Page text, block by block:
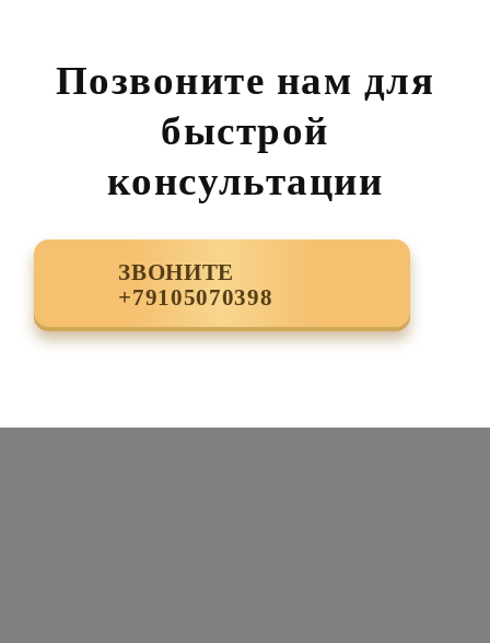
Позвоните нам для
быстрой
консультации
ЗВОНИТЕ
+79105070398